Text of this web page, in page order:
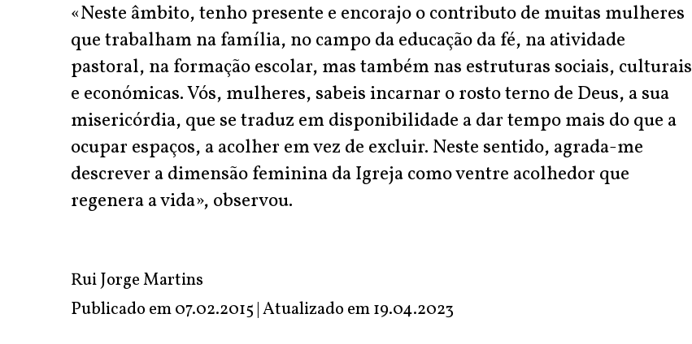
«Neste âmbito, tenho presente e encorajo o contributo de muitas mulheres
que trabalham na família, no campo da educação da fé, na atividade
pastoral, na formação escolar, mas também nas estruturas sociais, culturais
e económicas. Vós, mulheres, sabeis incarnar o rosto terno de Deus, a sua
misericórdia, que se traduz em disponibilidade a dar tempo mais do que a
ocupar espaços, a acolher em vez de excluir. Neste sentido, agrada-me
descrever a dimensão feminina da Igreja como ventre acolhedor que
regenera a vida», observou.
Rui Jorge Martins
Publicado em 07.02.2015 | Atualizado em19.04.2023